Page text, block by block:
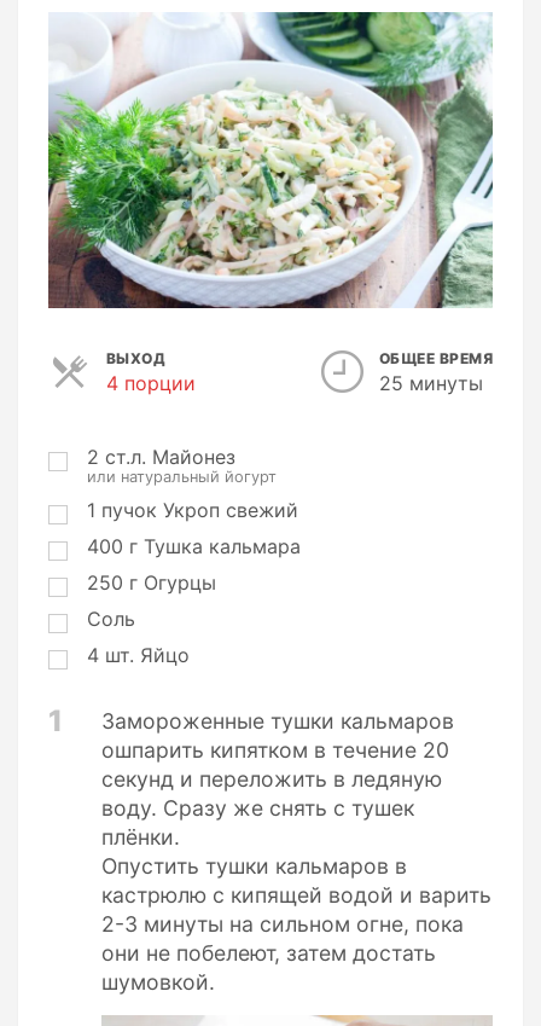
ВЫХОД
4 порции
ц
и
и
ОБЩЕЕ ВРЕМЯ
25 минуты
2 ст.л. Майонез
или натуральный йогурт
1 пучок Укроп свежий
400 г Тушка кальмара
250 г Огурцы
Соль
4 шт. Яйцо
1
Замороженные тушки кальмаров
ошпарить кипятком в течение 20
секунд и переложить в ледяную
воду. Сразу же снять с тушек
плёнки.
Опустить тушки кальмаров в
кастрюлю с кипящей водой и варить
2-3 минуты на сильном огне, пока
они не побелеют, затем достать
шумовкой.